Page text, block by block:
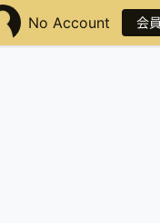
No Account 会